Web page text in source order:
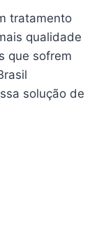
tratamento
qualidade
que sofrem
solução de